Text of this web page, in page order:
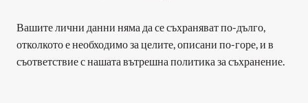
Вашите лични данни няма да се съхраняват по-дълго,
отколкото е необходимо за целите, описани по-горе, и в
съответствие с нашата вътрешна политика за съхранение.